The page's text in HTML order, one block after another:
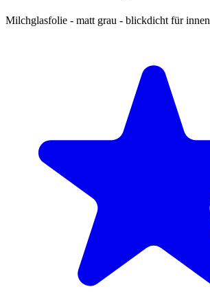
Milchglasfolie - matt grau - blickdicht für innen